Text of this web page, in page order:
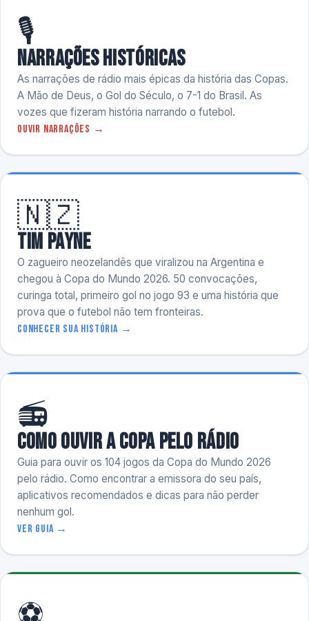
🎙️
Narrações Históricas
As narrações de rádio mais épicas da história das Copas.
A Mão de Deus, o Gol do Século, o 7-1 do Brasil. As
vozes que fizeram história narrando o futebol.
Ouvir narrações →
🇳🇿
Tim Payne
O zagueiro neozelandês que viralizou na Argentina e
chegou à Copa do Mundo 2026. 50 convocações,
curinga total, primeiro gol no jogo 93 e uma história que
prova que o futebol não tem fronteiras.
Conhecer sua história →
📻
Como ouvir a Copa pelo rádio
Guia para ouvir os 104 jogos da Copa do Mundo 2026
pelo rádio. Como encontrar a emissora do seu país,
aplicativos recomendados e dicas para não perder
nenhum gol.
Ver guia →